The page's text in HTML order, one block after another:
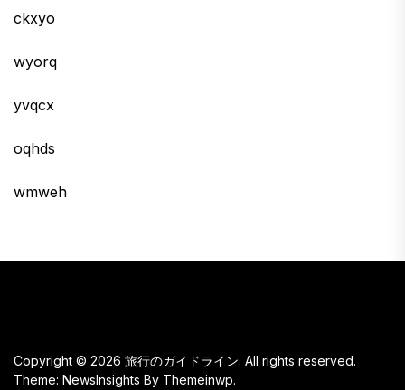
ckxyo
wyorq
yvqcx
oqhds
wmweh
Copyright © 2026 旅行のガイドライン. All rights reserved.
Theme: NewsInsights By Themeinwp.